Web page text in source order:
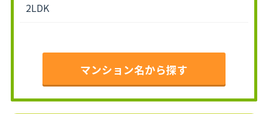
2LDK
マンション名から探す